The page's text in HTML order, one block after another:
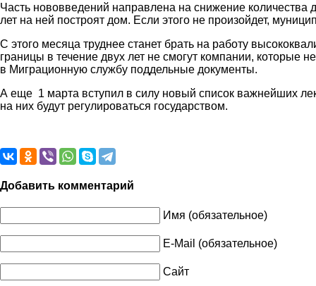
Часть нововведений направлена на снижение количества
лет на ней построят дом. Если этого не произойдет,
С этого месяца труднее станет брать на работу
границы в течение двух лет не смогут компании, которые
в Миграционную службу поддельные документы.
А еще 1 марта вступил в силу новый список важнейших
на них будут регулироваться государством.
Добавить комментарий
Имя (обязательное)
E-Mail (обязательное)
Сайт